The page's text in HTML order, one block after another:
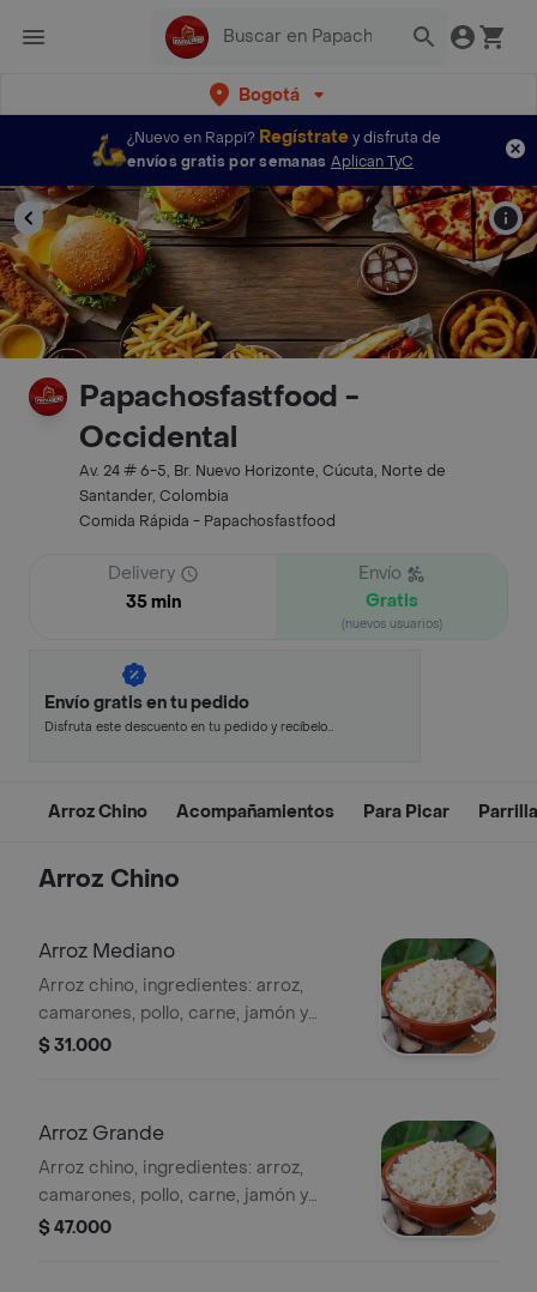
Bogotá
¿Nuevo en Rappi? Regístratey disfruta de
envíos gratis por semanas Aplican TyC
Papachosfastfood -
Occidental
Av. 24 # 6-5, Br. Nuevo Horizonte, Cúcuta, Norte de
Santander, Colombia
Comida Rápida - Papachosfastfood
Delivery
35 min
Envío
Gratis
(nuevos usuarios)
Envío gratis en tu pedido
Disfruta este descuento en tu pedido y recíbelo
Arroz Chino Acompañamientos Para Picar Parrilla
Arroz Chino
Arroz Mediano
Arroz chino, ingredientes: arroz,
camarones, pollo, carne, jamón y
raíces chinas. (para 2 personas)
$ 31.000
Arroz Grande
Arroz chino, ingredientes: arroz,
camarones, pollo, carne, jamón y
raíces chinas. (para 3 personas)
$ 47.000